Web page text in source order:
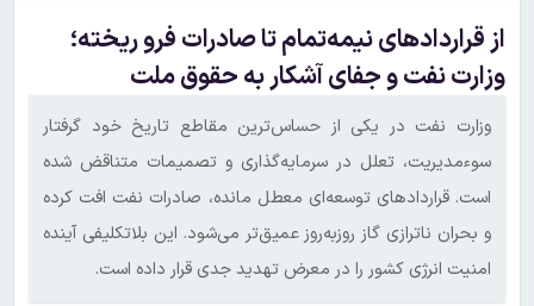
از قراردادهای نیمه‌تمام تا صادرات فرو ریخته؛
وزارت نفت و جفای آشکار به حقوق ملت
وزارت نفت در یکی از حساس‌ترین مقاطع تاریخ خود گرفتار
سوءمدیریت، تعلل در سرمایه‌گذاری و تصمیمات متناقض شده
است. قراردادهای توسعه‌ای معطل مانده، صادرات نفت افت کرده
و بحران ناترازی گاز روزبه‌روز عمیق‌تر می‌شود. این بلاتکلیفی آینده
امنیت انرژی کشور را در معرض تهدید جدی قرار داده است.